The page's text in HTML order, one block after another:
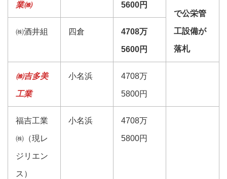
で公栄管
工設備が
落札
業㈱ 5600円
㈱酒井組 四倉 4708万
5600円
㈱吉多美
工業
小名浜 4708万
5800円
福吉工業
㈱（現レ
ジリエン
ス）
小名浜 4708万
5800円